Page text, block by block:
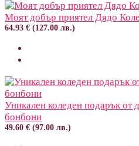
Моят добър приятел Дядо
64.93 € (127.00 лв.)
Уникален коледен подарък от
бонбони
49.60 € (97.00 лв.)